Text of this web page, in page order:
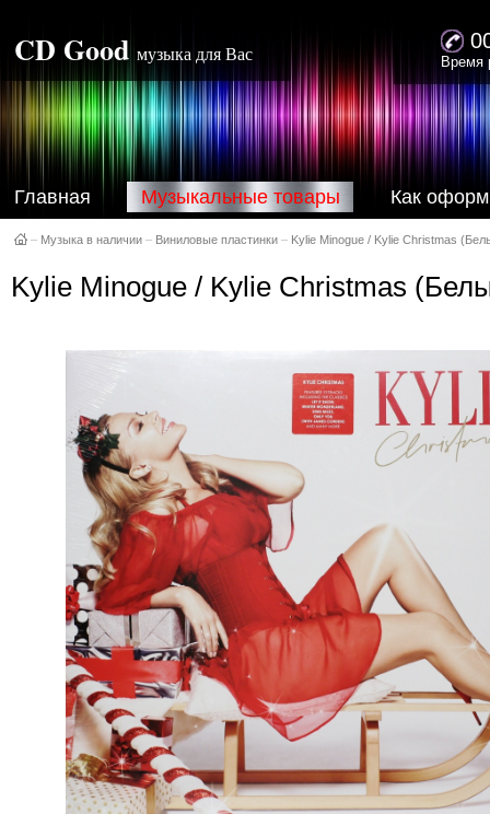
CD Good музыка для Вас Время
Главная Музыкальные товары Как
– Музыка в наличии – Виниловые пластинки – Kylie Minogue / Kylie Christmas
Kylie Minogue / Kylie Christmas